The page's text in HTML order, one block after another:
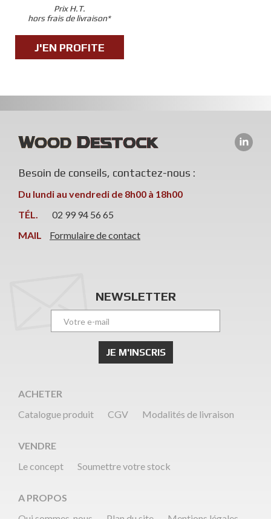
Prix H.T.
hors frais de livraison*
J'EN PROFITE
Besoin de conseils, contactez-nous :
Du lundi au vendredi de 8h00 à 18h00
TÉL.
02 99 94 56 65
MAIL
Formulaire de contact
NEWSLETTER
ACHETER
Catalogue produit
CGV Modalités de livraison
VENDRE
Le concept
Soumettre votre stock
A PROPOS